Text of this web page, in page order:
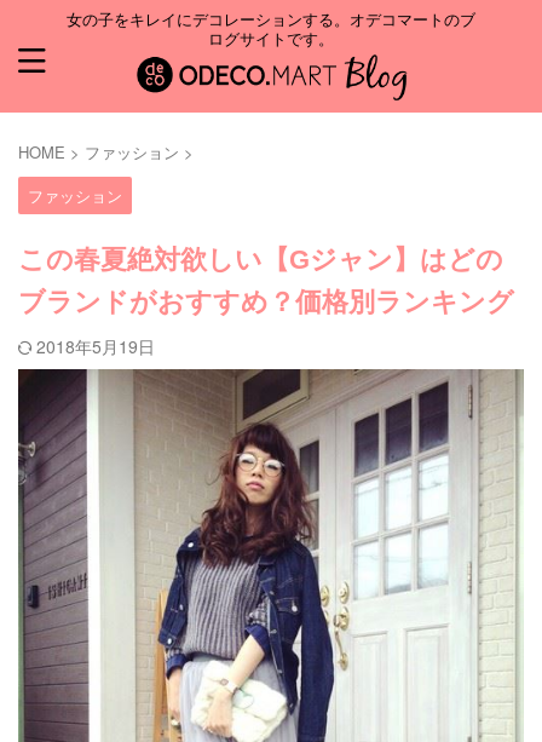
女の子をキレイにデコレーションする。オデコマートのブ
ログサイトです。
HOME > ファッション >
ファッション
この春夏絶対欲しい【Gジャン】はどの
ブランドがおすすめ？価格別ランキング
2018年5月19日